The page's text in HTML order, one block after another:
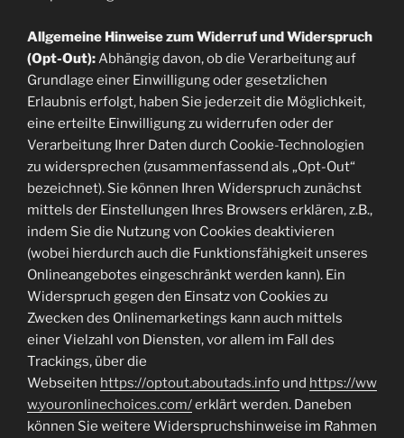
Allgemeine Hinweise zum Widerruf und Widerspruch
(Opt-Out): Abhängig davon, ob die Verarbeitung auf
Grundlage einer Einwilligung oder gesetzlichen
Erlaubnis erfolgt, haben Sie jederzeit die Möglichkeit,
eine erteilte Einwilligung zu widerrufen oder der
Verarbeitung Ihrer Daten durch Cookie-Technologien
zu widersprechen (zusammenfassend als „Opt-Out“
bezeichnet). Sie können Ihren Widerspruch zunächst
mittels der Einstellungen Ihres Browsers erklären, z.B.,
indem Sie die Nutzung von Cookies deaktivieren
(wobei hierdurch auch die Funktionsfähigkeit unseres
Onlineangebotes eingeschränkt werden kann). Ein
Widerspruch gegen den Einsatz von Cookies zu
Zwecken des Onlinemarketings kann auch mittels
einer Vielzahl von Diensten, vor allem im Fall des
Trackings, über die
Webseiten https://optout.aboutads.info und https://ww
w.youronlinechoices.com/erklärt werden. Daneben
können Sie weitere Widerspruchshinweise im Rahmen